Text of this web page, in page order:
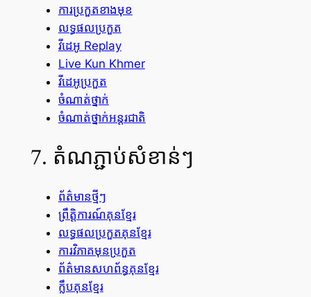
ការប្រកួតខាងមុខ
លទ្ធផលប្រកួត
វីដេអូ Replay
Live Kun Khmer
វីដេអូប្រកួត
ចំណាត់ថ្នាក់
ចំណាត់ថ្នាក់អន្តរជាតិ
7. តំណភ្ជាប់សំខាន់ៗ
ព័ត៌មានថ្មីៗ
ព្រឹត្តិការណ៍គុនខ្មែរ
លទ្ធផលប្រកួតគុនខ្មែរ
ការវិភាគមុនប្រកួត
ព័ត៌មានសហព័ន្ធគុនខ្មែរ
ក្លឹបគុនខ្មែរ